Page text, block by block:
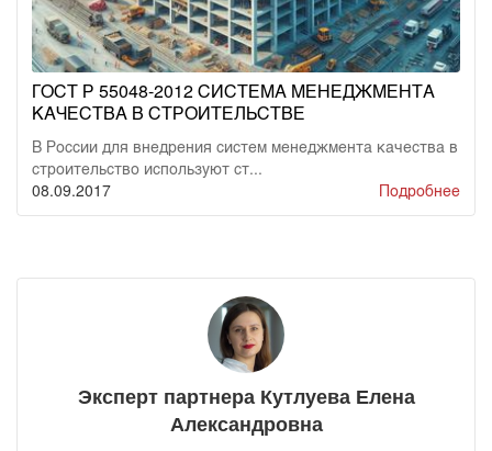
ГОСТ Р 55048-2012 СИСТЕМА МЕНЕДЖМЕНТА
КАЧЕСТВА В СТРОИТЕЛЬСТВЕ
В России для внедрения систем менеджмента качества в
строительство используют ст...
08.09.2017
Подробнее
Эксперт партнера Кутлуева Елена
Александровна